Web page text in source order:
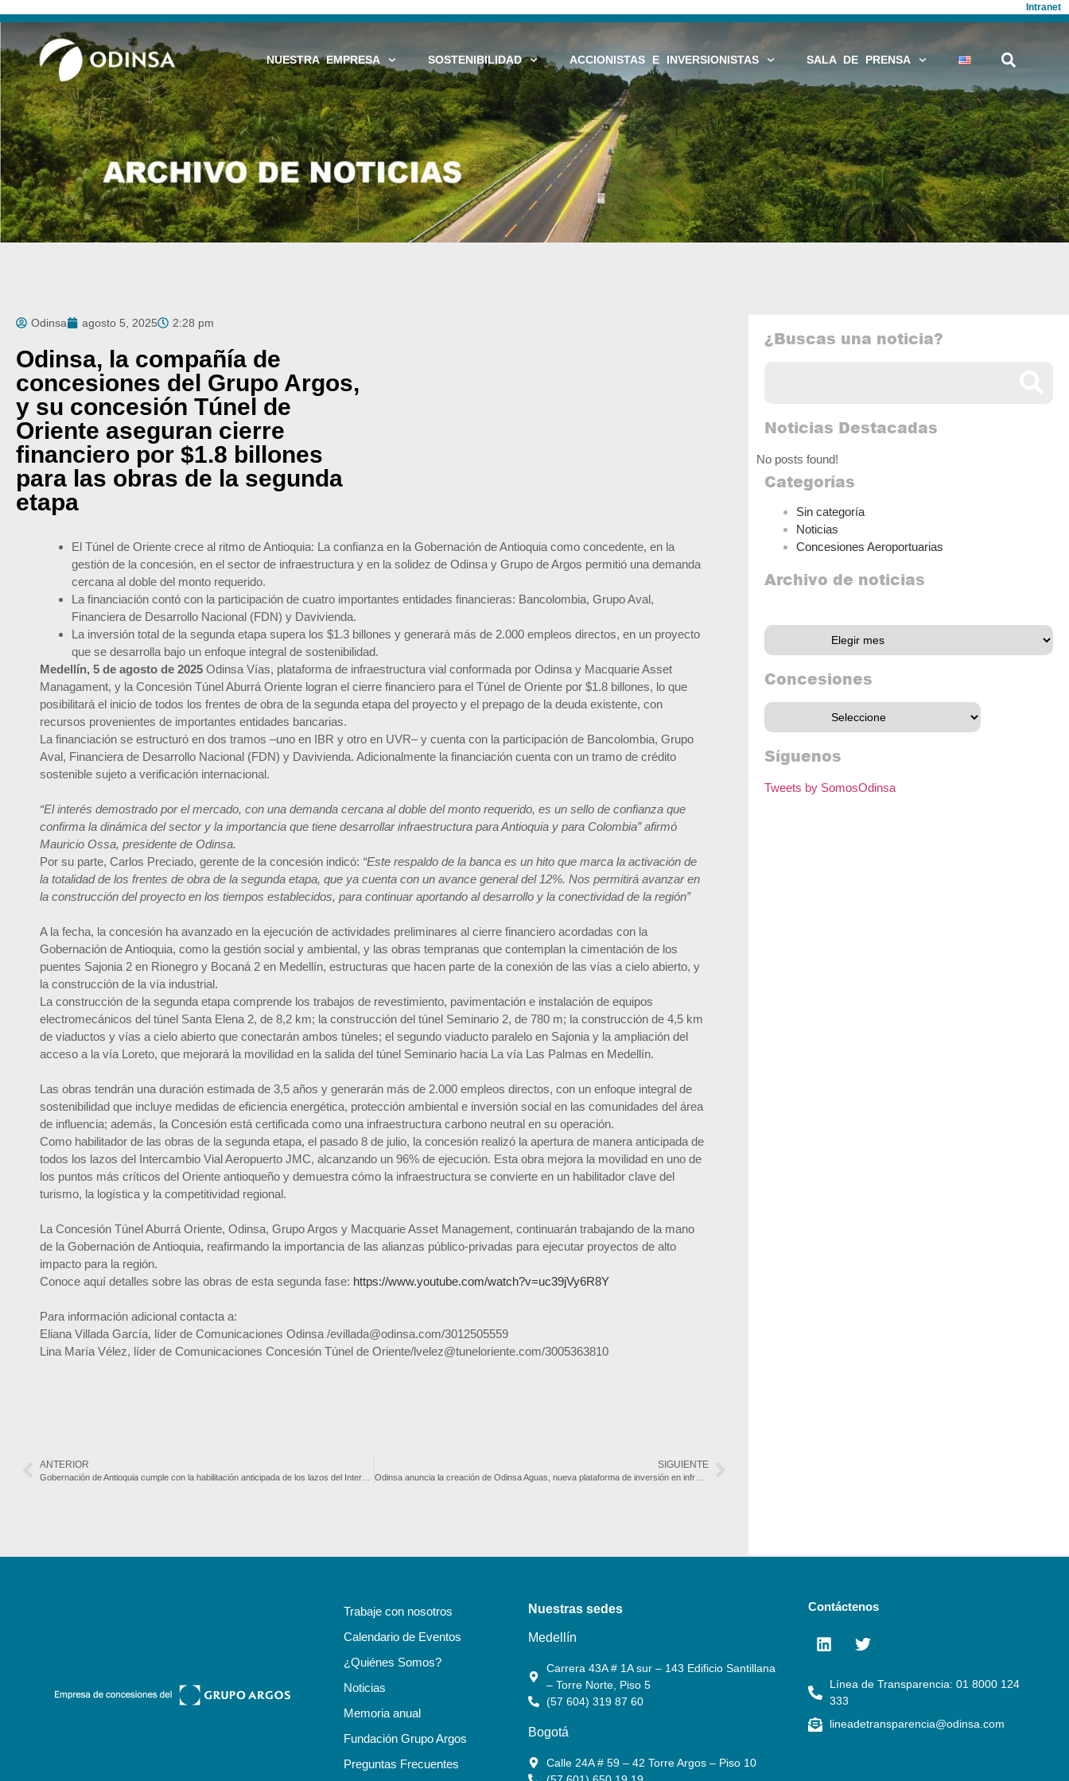
Intranet
NUESTRA EMPRESA SOSTENIBILIDAD ACCIONISTAS E INVERSIONISTAS SALA DE PRENSA
Odinsa agosto 5, 2025 2:28 pm
Odinsa, la compañía de
concesiones del Grupo Argos,
y su concesión Túnel de
Oriente aseguran cierre
financiero por $1.8 billones
para las obras de la segunda
etapa
El Túnel de Oriente crece al ritmo de Antioquia: La confianza en la Gobernación de Antioquia como concedente, en la
gestión de la concesión, en el sector de infraestructura y en la solidez de Odinsa y Grupo de Argos permitió una demanda
cercana al doble del monto requerido.
La financiación contó con la participación de cuatro importantes entidades financieras: Bancolombia, Grupo Aval,
Financiera de Desarrollo Nacional (FDN) y Davivienda.
La inversión total de la segunda etapa supera los $1.3 billones y generará más de 2.000 empleos directos, en un proyecto
que se desarrolla bajo un enfoque integral de sostenibilidad.
Medellín, 5 de agosto de 2025 Odinsa Vías, plataforma de infraestructura vial conformada por Odinsa y Macquarie Asset
Managament, y la Concesión Túnel Aburrá Oriente logran el cierre financiero para el Túnel de Oriente por $1.8 billones, lo que
posibilitará el inicio de todos los frentes de obra de la segunda etapa del proyecto y el prepago de la deuda existente, con
recursos provenientes de importantes entidades bancarias.
La financiación se estructuró en dos tramos –uno en IBR y otro en UVR– y cuenta con la participación de Bancolombia, Grupo
Aval, Financiera de Desarrollo Nacional (FDN) y Davivienda. Adicionalmente la financiación cuenta con un tramo de crédito
sostenible sujeto a verificación internacional.
“El interés demostrado por el mercado, con una demanda cercana al doble del monto requerido, es un sello de confianza que
confirma la dinámica del sector y la importancia que tiene desarrollar infraestructura para Antioquia y para Colombia” afirmó
Mauricio Ossa, presidente de Odinsa.
Por su parte, Carlos Preciado, gerente de la concesión indicó: “Este respaldo de la banca es un hito que marca la activación de
la totalidad de los frentes de obra de la segunda etapa, que ya cuenta con un avance general del 12%. Nos permitirá avanzar en
la construcción del proyecto en los tiempos establecidos, para continuar aportando al desarrollo y la conectividad de la región”
A la fecha, la concesión ha avanzado en la ejecución de actividades preliminares al cierre financiero acordadas con la
Gobernación de Antioquia, como la gestión social y ambiental, y las obras tempranas que contemplan la cimentación de los
puentes Sajonia 2 en Rionegro y Bocaná 2 en Medellín, estructuras que hacen parte de la conexión de las vías a cielo abierto, y
la construcción de la vía industrial.
La construcción de la segunda etapa comprende los trabajos de revestimiento, pavimentación e instalación de equipos
electromecánicos del túnel Santa Elena 2, de 8,2 km; la construcción del túnel Seminario 2, de 780 m; la construcción de 4,5 km
de viaductos y vías a cielo abierto que conectarán ambos túneles; el segundo viaducto paralelo en Sajonia y la ampliación del
acceso a la vía Loreto, que mejorará la movilidad en la salida del túnel Seminario hacia La vía Las Palmas en Medellín.
Las obras tendrán una duración estimada de 3,5 años y generarán más de 2.000 empleos directos, con un enfoque integral de
sostenibilidad que incluye medidas de eficiencia energética, protección ambiental e inversión social en las comunidades del área
de influencia; además, la Concesión está certificada como una infraestructura carbono neutral en su operación.
Como habilitador de las obras de la segunda etapa, el pasado 8 de julio, la concesión realizó la apertura de manera anticipada de
todos los lazos del Intercambio Vial Aeropuerto JMC, alcanzando un 96% de ejecución. Esta obra mejora la movilidad en uno de
los puntos más críticos del Oriente antioqueño y demuestra cómo la infraestructura se convierte en un habilitador clave del
turismo, la logística y la competitividad regional.
La Concesión Túnel Aburrá Oriente, Odinsa, Grupo Argos y Macquarie Asset Management, continuarán trabajando de la mano
de la Gobernación de Antioquia, reafirmando la importancia de las alianzas público-privadas para ejecutar proyectos de alto
impacto para la región.
Conoce aquí detalles sobre las obras de esta segunda fase: https://www.youtube.com/watch?v=uc39jVy6R8Y
Para información adicional contacta a:
Eliana Villada García, líder de Comunicaciones Odinsa /evillada@odinsa.com/3012505559
Lina María Vélez, líder de Comunicaciones Concesión Túnel de Oriente/lvelez@tuneloriente.com/3005363810
ANTERIOR SIGUIENTE
Odinsa anuncia la creación de Odinsa Aguas, nueva plataforma de inversión en infraestructura hídrica
¿Buscas una noticia?
Noticias Destacadas
No posts found!
Categorías
Sin categoría
Noticias
Concesiones Aeroportuarias
Archivo de noticias
Concesiones
Síguenos
Tweets by SomosOdinsa
Trabaje con nosotros
Calendario de Eventos
¿Quiénes Somos?
Noticias
Memoria anual
Fundación Grupo Argos
Preguntas Frecuentes
Nuestras sedes
Medellín
Carrera 43A # 1A sur – 143 Edificio Santillana
– Torre Norte, Piso 5
(57 604) 319 87 60
Bogotá
Calle 24A # 59 – 42 Torre Argos – Piso 10
Contáctenos
Línea de Transparencia: 01 8000 124
333
lineadetransparencia@odinsa.com